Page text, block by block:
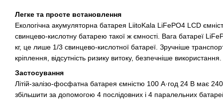
Легке та просте встановлення
Екологічна акумуляторна батарея LiitoKala LiFePO4 LCD
свинцево-кислотну батарею такої ж ємності. Вага батареї
кг, це лише 1/3 свинцево-кислотної батареї. Зручніше
кріплення, відсутність ризику витоку, безпечніше використання.
Застосування
Літій-залізо-фосфатна батарея ємністю 100 А·год 24 В має
збільшити за допомогою 4 послідовних і 4 паралельних